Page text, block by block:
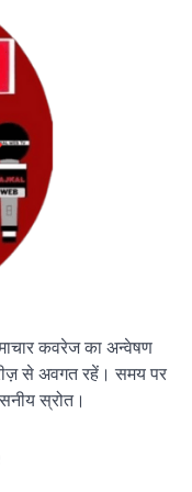
कवरेज का अन्वेषण
से अवगत रहें। समय पर
स्रोत।